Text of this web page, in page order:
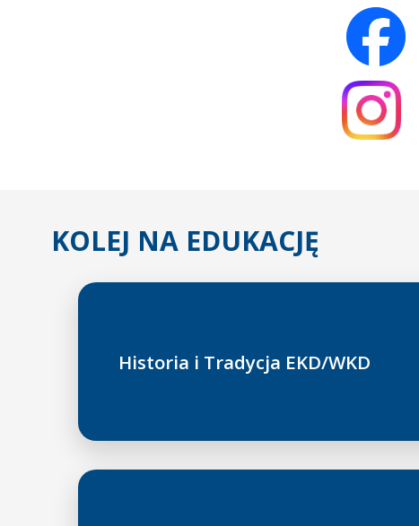
KOLEJ NA EDUKACJĘ
Historia i Tradycja EKD/WKD